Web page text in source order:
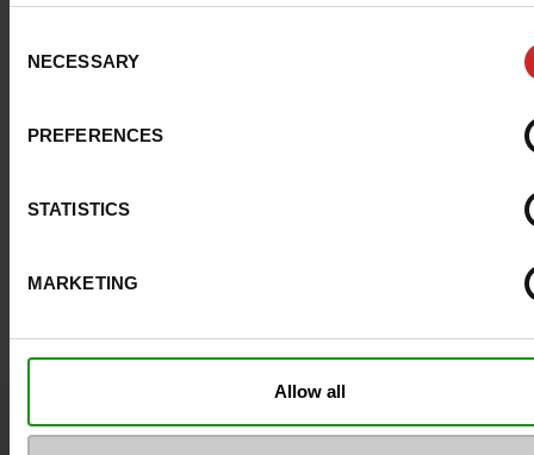
Selection
NECESSARY
PREFERENCES
STATISTICS
MARKETING
Allow all
Maatadvies
Neem je
Top Reviews